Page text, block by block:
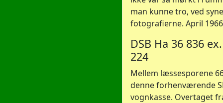
man kunne tro, ved
fotografierne. April
DSB Ha 36 836 ex.
224
Mellem læssesporene
denne forhenværende
vognkasse. Overtaget